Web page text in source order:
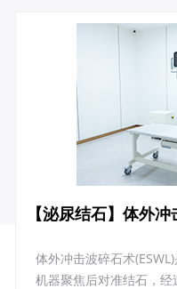
体外冲击波碎石术
机器聚焦后对准结石，经